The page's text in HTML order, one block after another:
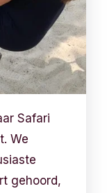
Safari
We
gehoord,